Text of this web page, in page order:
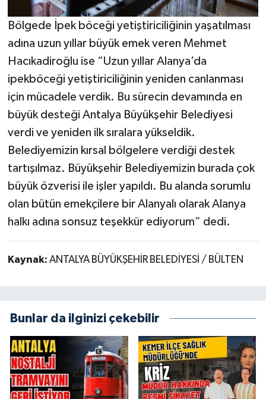
Bölgede İpek böceği yetiştiriciliğinin yaşatılması
adına uzun yıllar büyük emek veren Mehmet
Hacıkadiroğlu ise “Uzun yıllar Alanya’da
ipekböceği yetiştiriciliğinin yeniden canlanması
için mücadele verdik. Bu sürecin devamında en
büyük desteği Antalya Büyükşehir Belediyesi
verdi ve yeniden ilk sıralara yükseldik.
Belediyemizin kırsal bölgelere verdiği destek
tartışılmaz. Büyükşehir Belediyemizin burada çok
büyük özverisi ile işler yapıldı. Bu alanda sorumlu
olan bütün emekçilere bir Alanyalı olarak Alanya
halkı adına sonsuz teşekkür ediyorum” dedi.
Kaynak: ANTALYA BÜYÜKŞEHİR BELEDİYESİ / BÜLTEN
Bunlar da ilginizi çekebilir